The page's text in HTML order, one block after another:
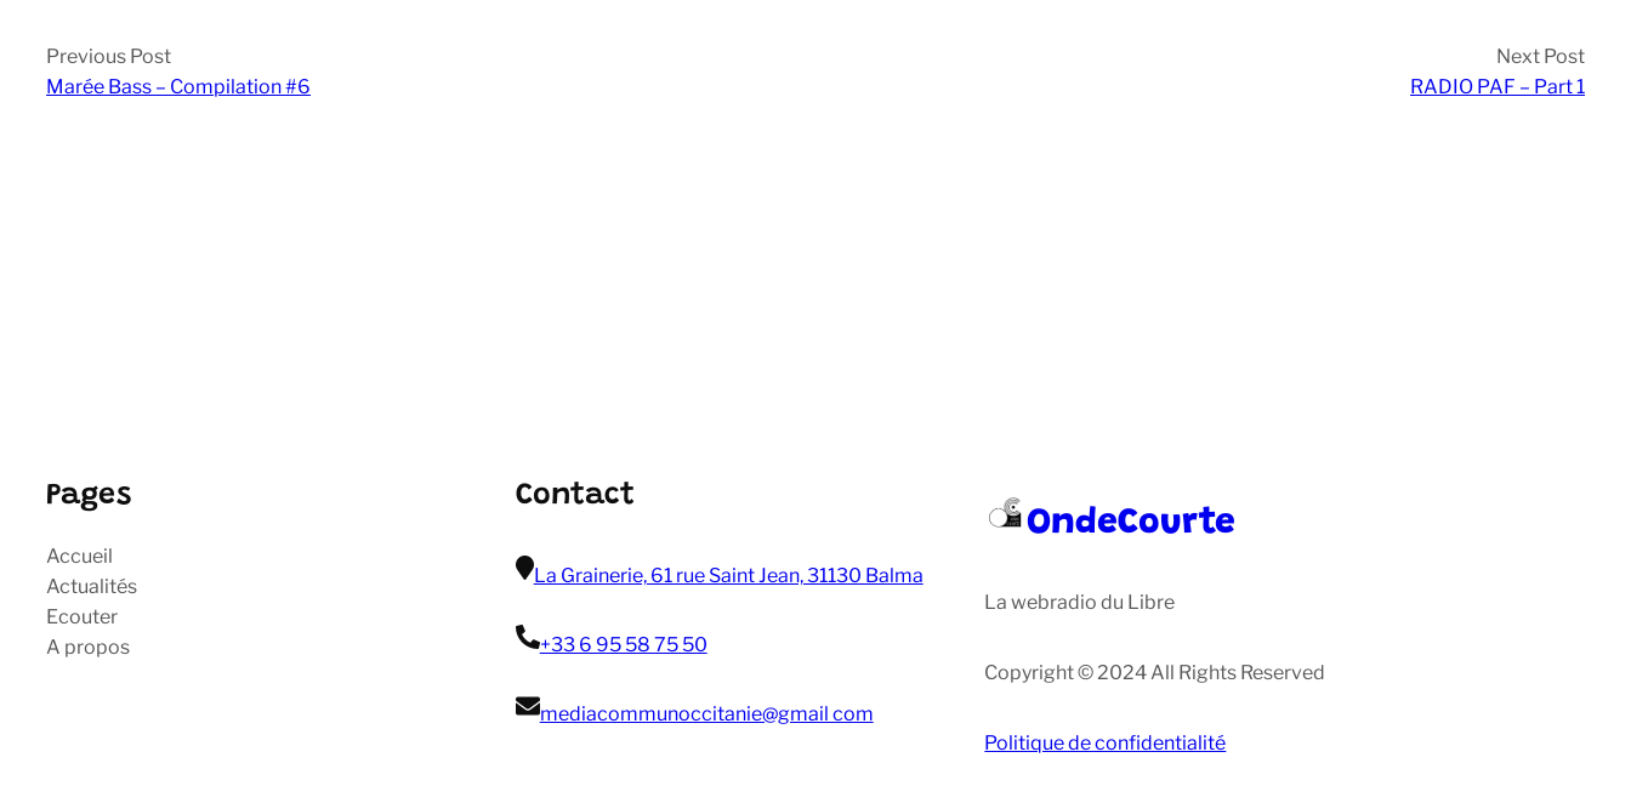
Previous Post
Marée Bass – Compilation #6
Next Post
RADIO PAF – Part 1
Pages
Accueil
Actualités
Ecouter
A propos
Contact
La Grainerie, 61 rue Saint Jean, 31130 Balma
+33 6 95 58 75 50
mediacommunoccitanie@gmail com
OndeCourte
La webradio du Libre
Copyright © 2024 All Rights Reserved
Politique de confidentialité